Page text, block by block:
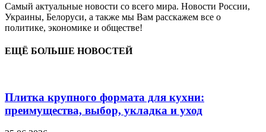
Самый актуальные новости со всего мира. Новости России,
Украины, Белоруси, а также мы Вам расскажем все о
политике, экономике и обществе!
ЕЩЁ БОЛЬШЕ НОВОСТЕЙ
Плитка крупного формата для кухни:
преимущества, выбор, укладка и уход